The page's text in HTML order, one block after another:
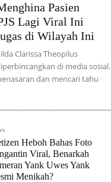
Pasien
Lagi Viral Ini
di Wilayah Ini
Clarissa Theopilus
di media sosial.
dan mencari tahu
Heboh Bahas Foto
Viral, Benarkah
Yank Uwes Yank
Menikah?